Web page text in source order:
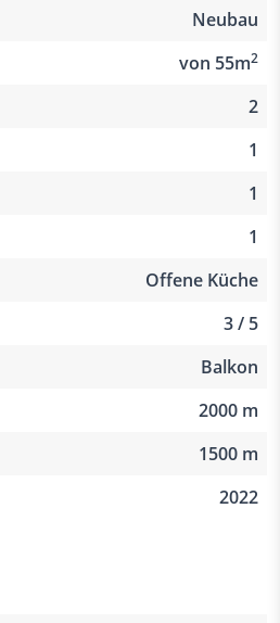
Neubau
von 55m2
2
1
1
1
Offene Küche
3 / 5
Balkon
2000 m
1500 m
2022